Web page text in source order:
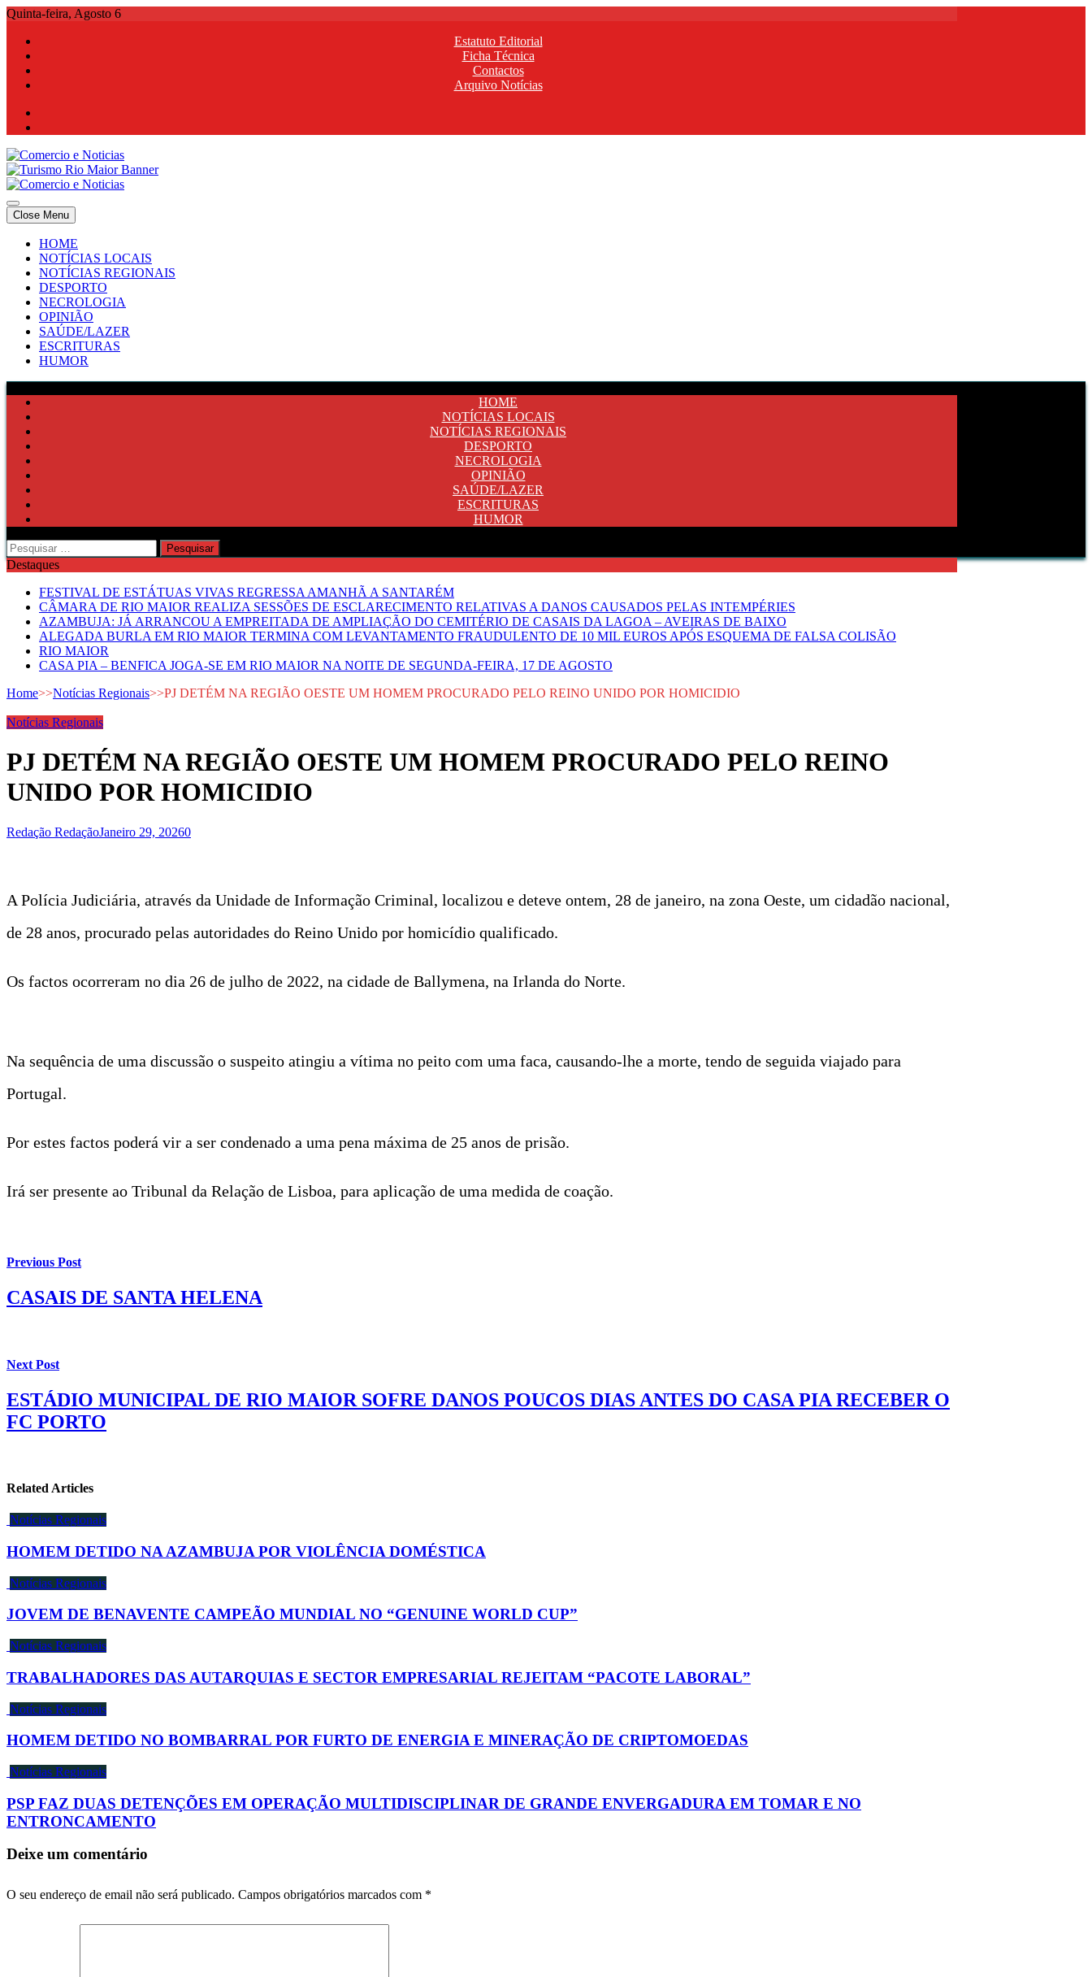
Skip
content
Quinta-feira, Agosto 6
Estatuto Editorial
Ficha Técnica
Contactos
Arquivo Notícias
Comercio e Noticias
Notícias e Publicidade Online
Comercio e Noticias
Notícias e Publicidade Online
Close Menu
HOME
NOTÍCIAS LOCAIS
NOTÍCIAS REGIONAIS
DESPORTO
NECROLOGIA
OPINIÃO
SAÚDE/LAZER
ESCRITURAS
HUMOR
HOME
NOTÍCIAS LOCAIS
NOTÍCIAS REGIONAIS
DESPORTO
NECROLOGIA
OPINIÃO
SAÚDE/LAZER
ESCRITURAS
HUMOR
Pesquisar
por:
Destaques
FESTIVAL DE ESTÁTUAS VIVAS REGRESSA AMANHÃ A SANTARÉM
CÂMARA DE RIO MAIOR REALIZA SESSÕES DE ESCLARECIMENTO RELATIVAS A DANOS CAUSADOS PELAS INTEMPÉRIES
AZAMBUJA: JÁ ARRANCOU A EMPREITADA DE AMPLIAÇÃO DO CEMITÉRIO DE CASAIS DA LAGOA – AVEIRAS DE BAIXO
ALEGADA BURLA EM RIO MAIOR TERMINA COM LEVANTAMENTO FRAUDULENTO DE 10 MIL EUROS APÓS ESQUEMA DE FALSA COLISÃO
RIO MAIOR
CASA PIA – BENFICA JOGA-SE EM RIO MAIOR NA NOITE DE SEGUNDA-FEIRA, 17 DE AGOSTO
Home>>Notícias Regionais>>PJ DETÉM NA REGIÃO OESTE UM HOMEM PROCURADO PELO REINO UNIDO POR HOMICIDIO
Notícias Regionais
PJ DETÉM NA REGIÃO OESTE UM HOMEM PROCURADO PELO REINO
UNIDO POR HOMICIDIO
Redação RedaçãoJaneiro 29, 20260
A Polícia Judiciária, através da Unidade de Informação Criminal, localizou e deteve ontem, 28 de janeiro, na zona Oeste, um cidadão nacional,
de 28 anos, procurado pelas autoridades do Reino Unido por homicídio qualificado.
Os factos ocorreram no dia 26 de julho de 2022, na cidade de Ballymena, na Irlanda do Norte.
Na sequência de uma discussão o suspeito atingiu a vítima no peito com uma faca, causando-lhe a morte, tendo de seguida viajado para
Portugal.
Por estes factos poderá vir a ser condenado a uma pena máxima de 25 anos de prisão.
Irá ser presente ao Tribunal da Relação de Lisboa, para aplicação de uma medida de coação.
Previous Post
CASAIS DE SANTA HELENA
Next Post
ESTÁDIO MUNICIPAL DE RIO MAIOR SOFRE DANOS POUCOS DIAS ANTES DO CASA PIA RECEBER O
FC PORTO
Related Articles
Notícias Regionais
HOMEM DETIDO NA AZAMBUJA POR VIOLÊNCIA DOMÉSTICA
Notícias Regionais
JOVEM DE BENAVENTE CAMPEÃO MUNDIAL NO “GENUINE WORLD CUP”
Notícias Regionais
TRABALHADORES DAS AUTARQUIAS E SECTOR EMPRESARIAL REJEITAM “PACOTE LABORAL”
Notícias Regionais
HOMEM DETIDO NO BOMBARRAL POR FURTO DE ENERGIA E MINERAÇÃO DE CRIPTOMOEDAS
Notícias Regionais
PSP FAZ DUAS DETENÇÕES EM OPERAÇÃO MULTIDISCIPLINAR DE GRANDE ENVERGADURA EM TOMAR E NO
ENTRONCAMENTO
Deixe um comentário
O seu endereço de email não será publicado. Campos obrigatórios marcados com *